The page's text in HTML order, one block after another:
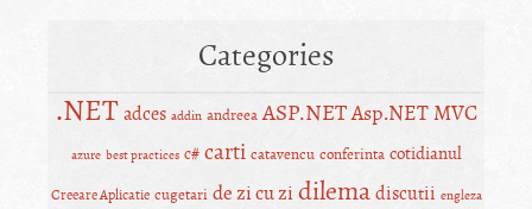
Categories
.NET adces addin andreea ASP.NETAsp.NET MVC
azure best practices c# carti catavencu conferinta cotidianul
Creeare Aplicatie cugetari de zi cu zi dilema discutii engleza